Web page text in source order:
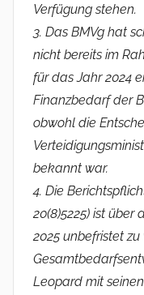
Verfügung stehen.
3. Das BMVg hat
nicht bereits im
für das Jahr 2024
Finanzbedarf der
obwohl die
bekannt war.
4. Die
20(8)5225) ist über
2025 unbefristet
Leopard mit